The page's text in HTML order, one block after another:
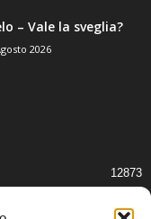
– Vale la sveglia?
2026
12873